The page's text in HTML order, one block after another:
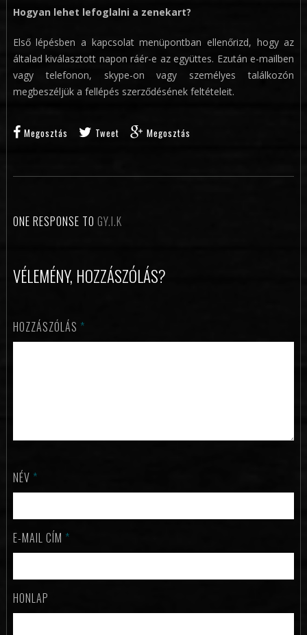
Hogyan lehet lefoglalni a zenekart?
Első lépésben a kapcsolat menüpontban ellenőrizd, hogy az
általad kiválasztott napon ráér-e az együttes. Ezután e-mailben
vagy telefonon, skype-on vagy személyes találkozón
megbeszéljük a fellépés szerződésének feltételeit.
Megosztás Tweet Megosztás
ONE RESPONSE TO GY.I.K
VÉLEMÉNY, HOZZÁSZÓLÁS?
HOZZÁSZÓLÁS *
NÉV *
E-MAIL CÍM *
HONLAP